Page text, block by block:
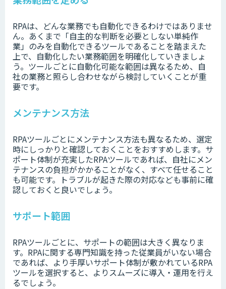
RPAは、どんな業務でも自動化できるわけではありませ
ん。あくまで「自主的な判断を必要としない単純作
業」のみを自動化できるツールであることを踏まえた
上で、自動化したい業務範囲を明確化していきましょ
う。ツールごとに自動化可能な範囲は異なるため、自
社の業務と照らし合わせながら検討していくことが重
要です。
メンテナンス方法
RPAツールごとにメンテナンス方法も異なるため、選定
時にしっかりと確認しておくことをおすすめします。サ
ポート体制が充実したRPAツールであれば、自社にメン
テナンスの負担がかかることがなく、すべて任せること
も可能です。トラブルが起きた際の対応なども事前に確
認しておくと良いでしょう。
サポート範囲
RPAツールごとに、サポートの範囲は大きく異なりま
す。RPAに関する専門知識を持った従業員がいない場合
であれば、より手厚いサポート体制が敷かれているRPA
ツールを選択すると、よりスムーズに導入・運用を行え
るでしょう。